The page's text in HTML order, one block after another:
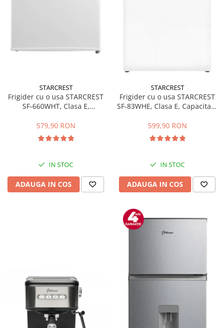
STARCREST
Frigider cu o usa STARCREST
SF-660WHT, Clasa E,
579,90 RON
IN STOC
ADAUGA IN COS
STARCREST
Frigider cu o usa STARCREST
SF-83WHE, Clasa E, Capacitate
Compartiment gheata, H 85
cm, Alb
599,90 RON
IN STOC
ADAUGA IN COS